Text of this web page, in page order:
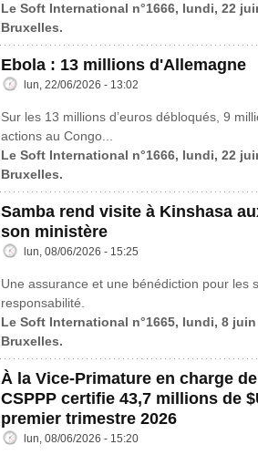
Le Soft International n°1666, lundi, 22
Bruxelles.
Ebola : 13 millions d'Allemagne
lun, 22/06/2026 - 13:02
Sur les 13 millions d’euros débloqués, 9
actions au Congo...
Le Soft International n°1666, lundi, 22
Bruxelles.
Samba rend visite à Kinshasa
son ministère
lun, 08/06/2026 - 15:25
Une assurance et une bénédiction pour les
responsabilité.
Le Soft International n°1665, lundi, 8
Bruxelles.
À la Vice-Primature en charge
CSPPP certifie 43,7 millions de
premier trimestre 2026
lun, 08/06/2026 - 15:20